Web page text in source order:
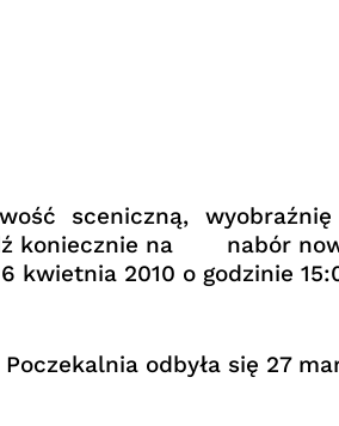
sceniczną,
koniecznie na nabór
kwietnia 2010 o godzinie
odbyła się 27